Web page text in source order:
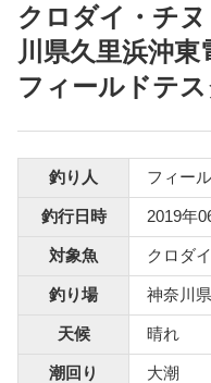
クロダイ・チヌ
川県久里浜沖
フィールドテ
釣り人 フィー
釣行日時 2019年
対象魚 クロダ
釣り場 神奈川
天候 晴れ
潮回り 大潮